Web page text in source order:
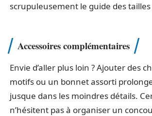
scrupuleusement le guide des
Accessoires complémentaires
Envie d’aller plus loin ? Ajouter des
motifs ou un bonnet assorti
jusque dans les moindres détails.
n’hésitent pas à organiser un